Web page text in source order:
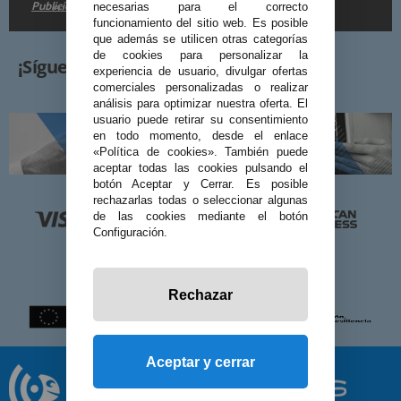
en la
Publicidad
¡Síguenos!
necesarias para el correcto
funcionamiento del sitio web. Es posible
que además se utilicen otras categorías
de cookies para personalizar la
experiencia de usuario, divulgar ofertas
comerciales personalizadas o realizar
análisis para optimizar nuestra oferta. El
usuario puede retirar su consentimiento
en todo momento, desde el enlace
«Política de cookies». También puede
aceptar todas las cookies pulsando el
botón Aceptar y Cerrar. Es posible
rechazarlas todas o seleccionar algunas
de las cookies mediante el botón
Configuración.
Rechazar
Aceptar y cerrar